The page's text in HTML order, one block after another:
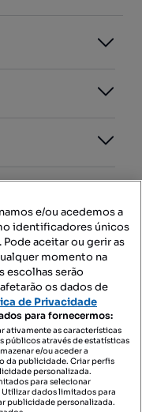
e/ou acedemos a
identificadores únicos
aceitar ou gerir as
momento na
escolhas serão
os dados de
de Privacidade
para fornecermos:
ativamente as características
através de estatísticas
e/ou aceder a
da publicidade. Criar perfis
personalizada.
para selecionar
dados limitados para
publicidade personalizada.